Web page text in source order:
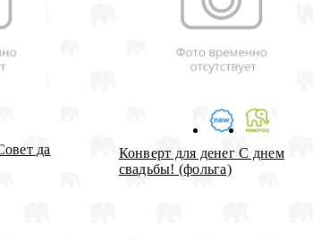
да
Конверт для денег С днем
свадьбы! (фольга)